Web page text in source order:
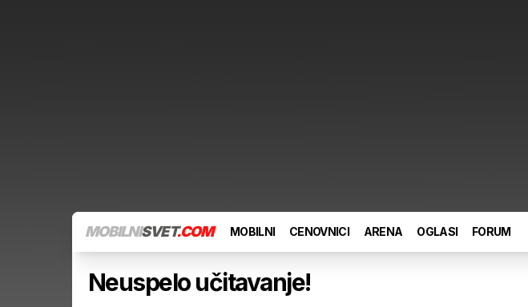
MOBILNISVET.COM MOBILNI CENOVNICI ARENA OGLASI FORUM
Neuspelo učitavanje!